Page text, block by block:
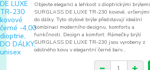
Objevte eleganci a lehkost s dioptrickými brýlemi
SURGLASS DE LUXE TR-230 kovové, určenými
do dálky. Tyto stylové brýle představují ideální
kombinaci moderního designu, komfortu a
funkčnosti. Design a komfort: Rámečky brýlí
SURGLASS DE LUXE TR-230 jsou vyrobeny z
odolného kovu v elegantní černé barv...